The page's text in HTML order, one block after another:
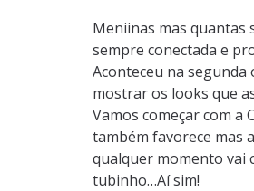
Meniinas mas quantas
sempre conectada e
Aconteceu na segunda
mostrar os looks que
Vamos começar com a
também favorece mas
qualquer momento vai
tubinho…Aí sim!